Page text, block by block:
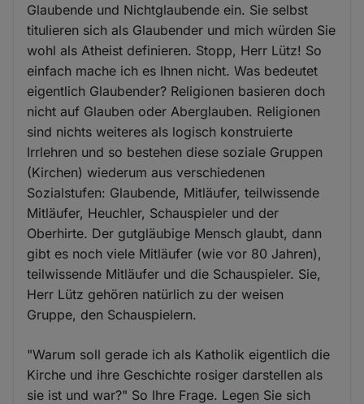
Glaubende und Nichtglaubende ein. Sie selbst
titulieren sich als Glaubender und mich würden Sie
wohl als Atheist definieren. Stopp, Herr Lütz! So
einfach mache ich es Ihnen nicht. Was bedeutet
eigentlich Glaubender? Religionen basieren doch
nicht auf Glauben oder Aberglauben. Religionen
sind nichts weiteres als logisch konstruierte
Irrlehren und so bestehen diese soziale Gruppen
(Kirchen) wiederum aus verschiedenen
Sozialstufen: Glaubende, Mitläufer, teilwissende
Mitläufer, Heuchler, Schauspieler und der
Oberhirte. Der gutgläubige Mensch glaubt, dann
gibt es noch viele Mitläufer (wie vor 80 Jahren),
teilwissende Mitläufer und die Schauspieler. Sie,
Herr Lütz gehören natürlich zu der weisen
Gruppe, den Schauspielern.
"Warum soll gerade ich als Katholik eigentlich die
Kirche und ihre Geschichte rosiger darstellen als
sie ist und war?" So Ihre Frage. Legen Sie sich